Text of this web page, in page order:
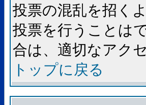
投票の混乱を招く
投票を行うことは
合は、適切なアク
トップに戻る